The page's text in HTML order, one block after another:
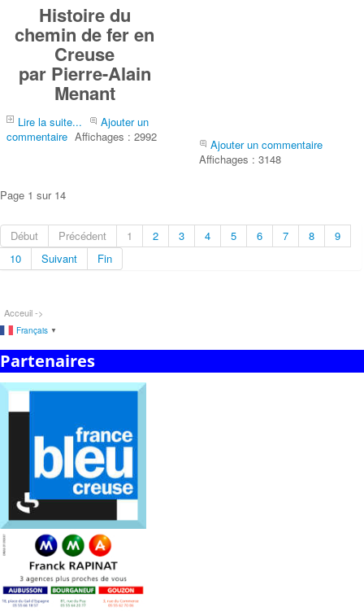
Histoire du
chemin de fer en
Creuse
par Pierre-Alain
Menant
Lire la suite...
Ajouter un
commentaire Affichages : 2992
Ajouter un commentaire
Affichages : 3148
Page 1 sur 14
Début Précédent 1 2 3 4 5 6 7 8
9
10
Suivant Fin
Acceuil ->
Français ▼
Partenaires